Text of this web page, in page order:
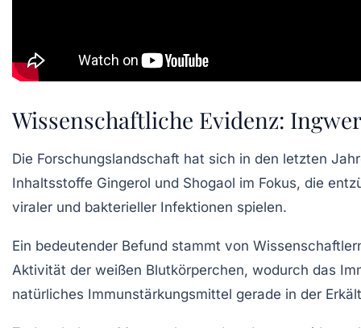
Wissenschaftliche Evidenz:
Die Forschungslandschaft hat sich in den letzten
Inhaltsstoffe Gingerol und Shogaol im Fokus, die
viraler und bakterieller Infektionen spielen.
Ein bedeutender Befund stammt von
Aktivität der weißen Blutkörperchen, wodurch das
natürliches Immunstärkungsmittel gerade in der